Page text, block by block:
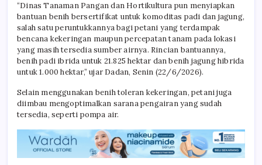
“Dinas Tanaman Pangan dan Hortikultura pun menyiapkan
bantuan benih bersertifikat untuk komoditas padi dan jagung,
salah satu peruntukkannya bagi petani yang terdampak
bencana kekeringan maupun percepatan tanam pada lokasi
yang masih tersedia sumber airnya. Rincian bantuannya,
benih padi ibrida untuk 21.825 hektar dan benih jagung hibrida
untuk 1.000 hektar,” ujar Dadan, Senin (22/6/2026).
Selain menggunakan benih toleran kekeringan, petani juga
diimbau mengoptimalkan sarana pengairan yang sudah
tersedia, seperti pompa air.